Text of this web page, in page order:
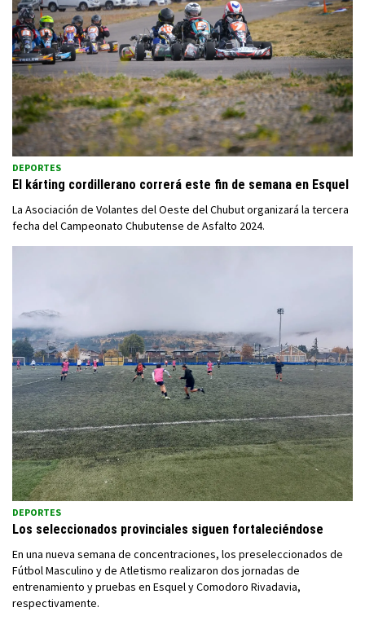
DEPORTES
El kárting cordillerano correrá este fin de semana en Esquel
La Asociación de Volantes del Oeste del Chubut organizará la tercera
fecha del Campeonato Chubutense de Asfalto 2024.
DEPORTES
Los seleccionados provinciales siguen fortaleciéndose
En una nueva semana de concentraciones, los preseleccionados de
Fútbol Masculino y de Atletismo realizaron dos jornadas de
entrenamiento y pruebas en Esquel y Comodoro Rivadavia,
respectivamente.